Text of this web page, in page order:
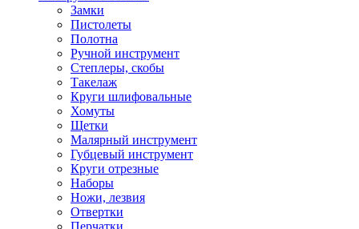
Замки
Пистолеты
Полотна
Ручной инструмент
Степлеры, скобы
Такелаж
Круги шлифовальные
Хомуты
Щетки
Малярный инструмент
Губцевый инструмент
Круги отрезные
Наборы
Ножи, лезвия
Отвертки
Перчатки